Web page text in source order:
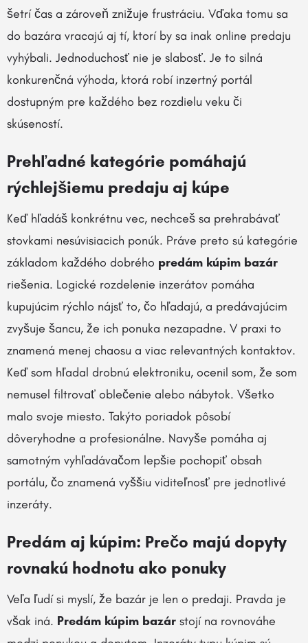
šetrí čas a zároveň znižuje frustráciu. Vďaka tomu sa
do bazára vracajú aj tí, ktorí by sa inak online predaju
vyhýbali. Jednoduchosť nie je slabosť. Je to silná
konkurenčná výhoda, ktorá robí inzertný portál
dostupným pre každého bez rozdielu veku či
skúseností.
Prehľadné kategórie pomáhajú
rýchlejšiemu predaju aj kúpe
Keď hľadáš konkrétnu vec, nechceš sa prehrabávať
stovkami nesúvisiacich ponúk. Práve preto sú kategórie
základom každého dobrého predám kúpim bazár
riešenia. Logické rozdelenie inzerátov pomáha
kupujúcim rýchlo nájsť to, čo hľadajú, a predávajúcim
zvyšuje šancu, že ich ponuka nezapadne. V praxi to
znamená menej chaosu a viac relevantných kontaktov.
Keď som hľadal drobnú elektroniku, ocenil som, že som
nemusel filtrovať oblečenie alebo nábytok. Všetko
malo svoje miesto. Takýto poriadok pôsobí
dôveryhodne a profesionálne. Navyše pomáha aj
samotným vyhľadávačom lepšie pochopiť obsah
portálu, čo znamená vyššiu viditeľnosť pre jednotlivé
inzeráty.
Predám aj kúpim: Prečo majú dopyty
rovnakú hodnotu ako ponuky
Veľa ľudí si myslí, že bazár je len o predaji. Pravda je
však iná. Predám kúpim bazár stojí na rovnováhe